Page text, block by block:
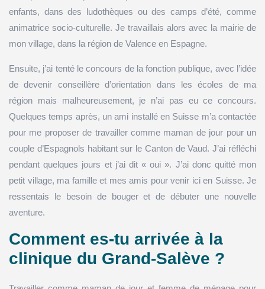
enfants, dans des ludothèques ou des camps d’été, comme
animatrice socio-culturelle. Je travaillais alors avec la mairie de
mon village, dans la région de Valence en Espagne.
Ensuite, j’ai tenté le concours de la fonction publique, avec l’idée
de devenir conseillère d’orientation dans les écoles de ma
région mais malheureusement, je n’ai pas eu ce concours.
Quelques temps après, un ami installé en Suisse m’a contactée
pour me proposer de travailler comme maman de jour pour un
couple d’Espagnols habitant sur le Canton de Vaud. J’ai réfléchi
pendant quelques jours et j’ai dit « oui ». J’ai donc quitté mon
petit village, ma famille et mes amis pour venir ici en Suisse. Je
ressentais le besoin de bouger et de débuter une nouvelle
aventure.
Comment es-tu arrivée à la
clinique du Grand-Salève ?